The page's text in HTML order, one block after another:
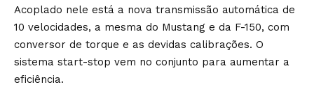
Acoplado nele está a nova transmissão automática de
10 velocidades, a mesma do Mustang e da F-150, com
conversor de torque e as devidas calibrações. O
sistema start-stop vem no conjunto para aumentar a
eficiência.